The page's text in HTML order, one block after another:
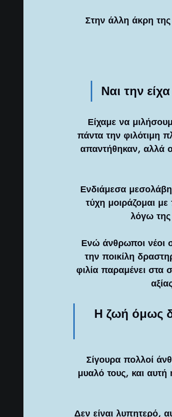
Στην άλλη άκρη
Ναι την
Είχαμε να
πάντα την φιλότιμη
απαντήθηκαν, αλλά
Ενδιάμεσα
τύχη μοιράζομαι
λόγω της
Ενώ άνθρωποι νέοι
την ποικίλη
φιλία παραμένει στα
Η ζωή όμως
Σίγουρα πολλοί
μυαλό τους, και αυτή
Δεν είναι λυπητερό,